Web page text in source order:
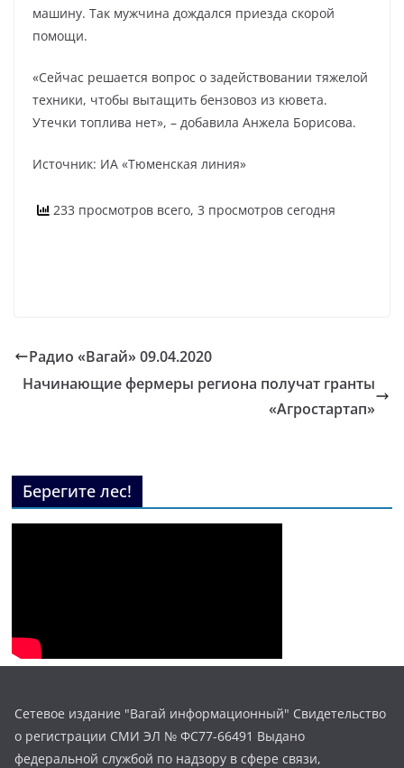
машину. Так мужчина дождался приезда скорой
помощи.
«Сейчас решается вопрос о задействовании тяжелой
техники, чтобы вытащить бензовоз из кювета.
Утечки топлива нет», – добавила Анжела Борисова.
Источник: ИА «Тюменская линия»
233 просмотров всего, 3 просмотров сегодня
Радио «Вагай» 09.04.2020
Начинающие фермеры региона получат гранты
«Агростартап»
Берегите лес!
Сетевое издание "Вагай информационный" Свидетельство
о регистрации СМИ ЭЛ № ФС77-66491 Выдано
федеральной службой по надзору в сфере связи,